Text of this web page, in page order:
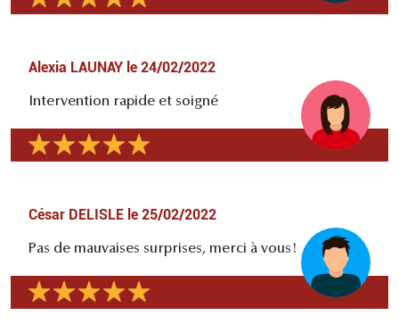
Alexia LAUNAY le 24/02/2022
Intervention rapide et soigné
César DELISLE le 25/02/2022
Pas de mauvaises surprises, merci à vous!